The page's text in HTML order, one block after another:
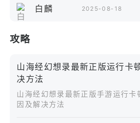
联盟到阵营，不断扩大的社群，享
发布最新最快的《山海经幻想录最
◈ 立即前往官方社区：
https://forum.shanhai.com/fantasy，​
录.official.com/，​
◈ 立即前往官方 Facebook 页面：
https://www.facebook.com/
本软件提供软件内购买。调整您的
白麟 2025-08-18
攻略
山海经幻想录最新正版运行卡
决方法
山海经幻想录最新正版手游运行卡
因及解决方法